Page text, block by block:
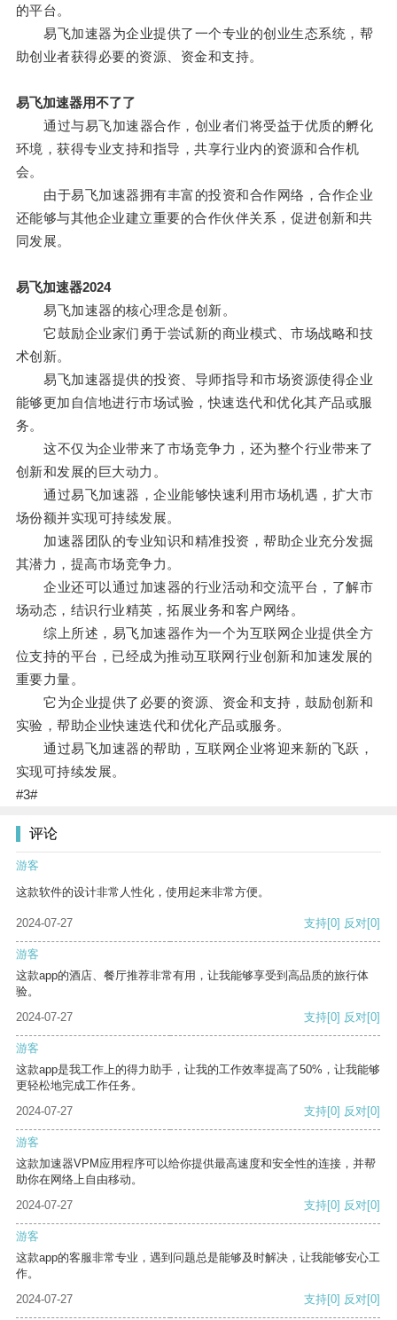
的平台。
易飞加速器为企业提供了一个专业的创业生态系统，帮
助创业者获得必要的资源、资金和支持。
易飞加速器用不了了
通过与易飞加速器合作，创业者们将受益于优质的孵化
环境，获得专业支持和指导，共享行业内的资源和合作机
会。
由于易飞加速器拥有丰富的投资和合作网络，合作企业
还能够与其他企业建立重要的合作伙伴关系，促进创新和共
同发展。
易飞加速器2024
易飞加速器的核心理念是创新。
它鼓励企业家们勇于尝试新的商业模式、市场战略和技
术创新。
易飞加速器提供的投资、导师指导和市场资源使得企业
能够更加自信地进行市场试验，快速迭代和优化其产品或服
务。
这不仅为企业带来了市场竞争力，还为整个行业带来了
创新和发展的巨大动力。
通过易飞加速器，企业能够快速利用市场机遇，扩大市
场份额并实现可持续发展。
加速器团队的专业知识和精准投资，帮助企业充分发掘
其潜力，提高市场竞争力。
企业还可以通过加速器的行业活动和交流平台，了解市
场动态，结识行业精英，拓展业务和客户网络。
综上所述，易飞加速器作为一个为互联网企业提供全方
位支持的平台，已经成为推动互联网行业创新和加速发展的
重要力量。
它为企业提供了必要的资源、资金和支持，鼓励创新和
实验，帮助企业快速迭代和优化产品或服务。
通过易飞加速器的帮助，互联网企业将迎来新的飞跃，
实现可持续发展。
#3#
评论
游客
这款软件的设计非常人性化，使用起来非常方便。
2024-07-27 支持[0] 反对[0]
游客
这款app的酒店、餐厅推荐非常有用，让我能够享受到高品质的旅行体
验。
2024-07-27
支持[0] 反对[0]
游客
这款app是我工作上的得力助手，让我的工作效率提高了50%，让我能够
更轻松地完成工作任务。
2024-07-27
支持[0] 反对[0]
游客
这款加速器VPM应用程序可以给你提供最高速度和安全性的连接，并帮
助你在网络上自由移动。
2024-07-27
支持[0] 反对[0]
游客
这款app的客服非常专业，遇到问题总是能够及时解决，让我能够安心工
作。
2024-07-27
支持[0] 反对[0]